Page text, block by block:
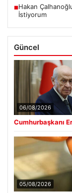
■Hakan
İstiyorum
Güncel
06/08/2026
Cumhurbaşkanı
05/08/2026